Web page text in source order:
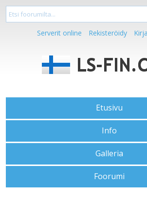
Serverit online Rekisteröidy
Etusivu
Info
Galleria
Foorumi